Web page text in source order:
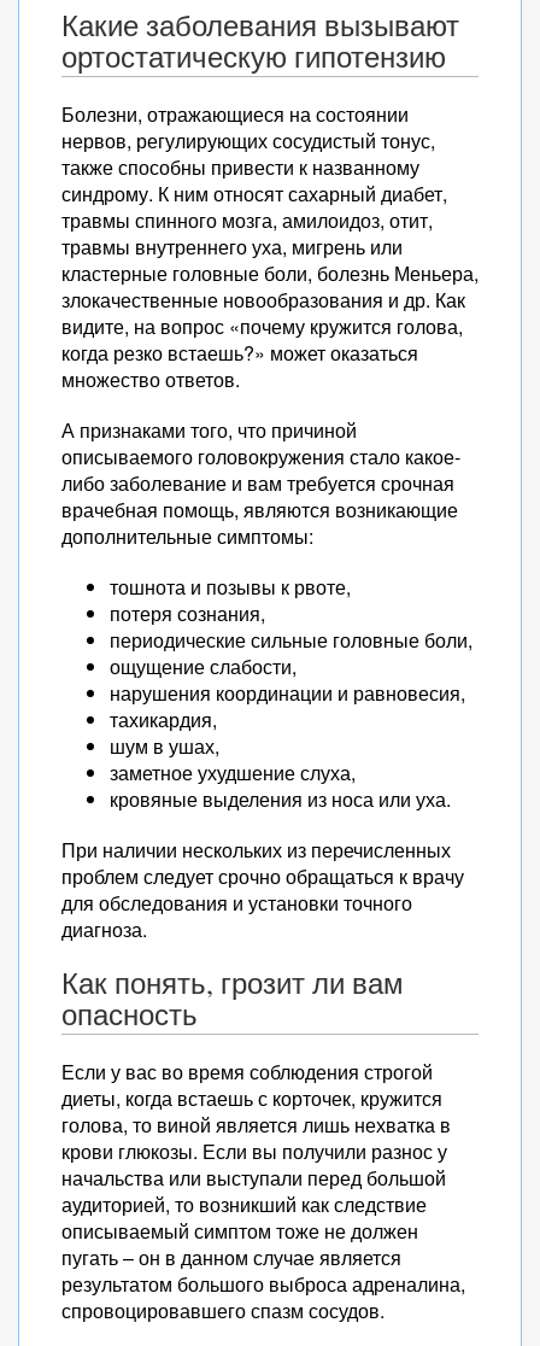
Какие заболевания вызывают
ортостатическую гипотензию
Болезни, отражающиеся на состоянии
нервов, регулирующих сосудистый тонус,
также способны привести к названному
синдрому. К ним относят сахарный диабет,
травмы спинного мозга, амилоидоз, отит,
травмы внутреннего уха, мигрень или
кластерные головные боли, болезнь Меньера,
злокачественные новообразования и др. Как
видите, на вопрос «почему кружится голова,
когда резко встаешь?» может оказаться
множество ответов.
А признаками того, что причиной
описываемого головокружения стало какое-
либо заболевание и вам требуется срочная
врачебная помощь, являются возникающие
дополнительные симптомы:
тошнота и позывы к рвоте,
потеря сознания,
периодические сильные головные боли,
ощущение слабости,
нарушения координации и равновесия,
тахикардия,
шум в ушах,
заметное ухудшение слуха,
кровяные выделения из носа или уха.
При наличии нескольких из перечисленных
проблем следует срочно обращаться к врачу
для обследования и установки точного
диагноза.
Как понять, грозит ли вам
опасность
Если у вас во время соблюдения строгой
диеты, когда встаешь с корточек, кружится
голова, то виной является лишь нехватка в
крови глюкозы. Если вы получили разнос у
начальства или выступали перед большой
аудиторией, то возникший как следствие
описываемый симптом тоже не должен
пугать – он в данном случае является
результатом большого выброса адреналина,
спровоцировавшего спазм сосудов.